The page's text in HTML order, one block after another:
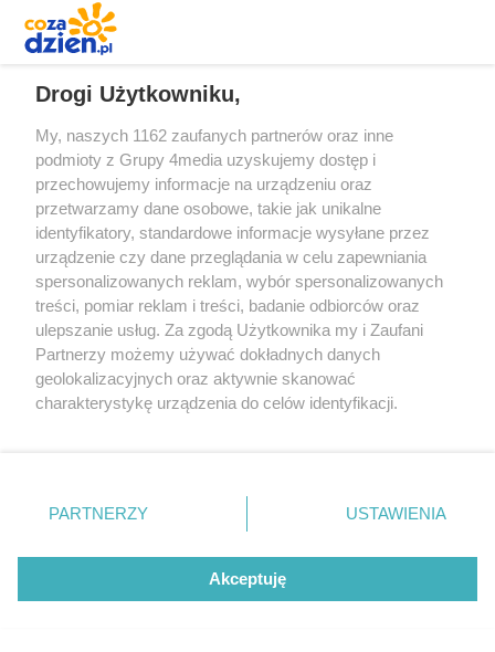
Drogi Użytkowniku,
My, naszych 1162 zaufanych partnerów oraz inne
podmioty z Grupy 4media uzyskujemy dostęp i
przechowujemy informacje na urządzeniu oraz
przetwarzamy dane osobowe, takie jak unikalne
identyfikatory, standardowe informacje wysyłane przez
urządzenie czy dane przeglądania w celu zapewniania
spersonalizowanych reklam, wybór spersonalizowanych
treści, pomiar reklam i treści, badanie odbiorców oraz
ulepszanie usług. Za zgodą Użytkownika my i Zaufani
Partnerzy możemy używać dokładnych danych
geolokalizacyjnych oraz aktywnie skanować
charakterystykę urządzenia do celów identyfikacji.
zmienić/wycofać klikając przycisk ustawień prywatności
znajdujący się w lewym dolnym rogu strony
. Niektóre
użytkownika, ale masz prawo sprzeciwić się takiemu
przetwarzaniu. Preferencje będą miały zastosowania tylko
PARTNERZY USTAWIENIA
Akceptuję